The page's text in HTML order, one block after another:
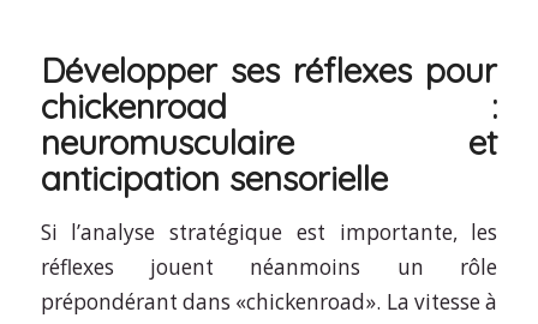
Développer ses réflexes pour
chickenroad :
neuromusculaire et
anticipation sensorielle
Si l’analyse stratégique est importante, les
réflexes jouent néanmoins un rôle
prépondérant dans «chickenroad». La vitesse à